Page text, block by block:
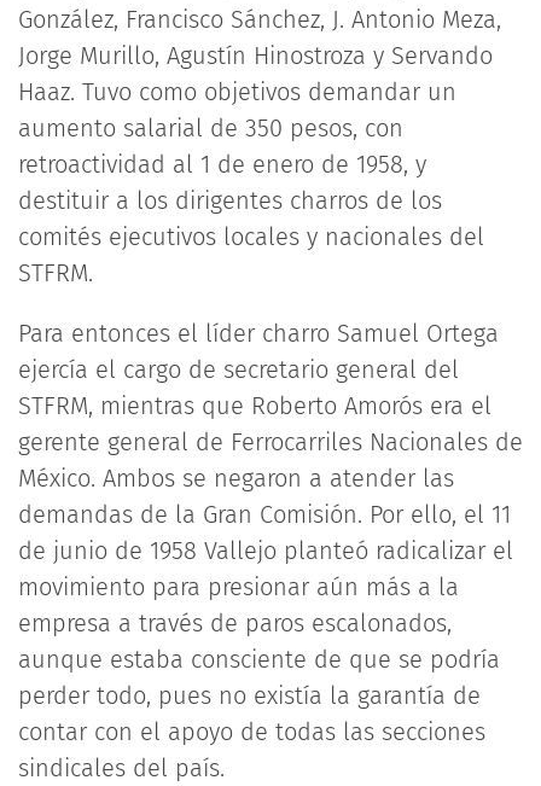
González, Francisco Sánchez, J. Antonio Meza,
Jorge Murillo, Agustín Hinostroza y Servando
Haaz. Tuvo como objetivos demandar un
aumento salarial de 350 pesos, con
retroactividad al 1 de enero de 1958, y
destituir a los dirigentes charros de los
comités ejecutivos locales y nacionales del
STFRM.
Para entonces el líder charro Samuel Ortega
ejercía el cargo de secretario general del
STFRM, mientras que Roberto Amorós era el
gerente general de Ferrocarriles Nacionales de
México. Ambos se negaron a atender las
demandas de la Gran Comisión. Por ello, el 11
de junio de 1958 Vallejo planteó radicalizar el
movimiento para presionar aún más a la
empresa a través de paros escalonados,
aunque estaba consciente de que se podría
perder todo, pues no existía la garantía de
contar con el apoyo de todas las secciones
sindicales del país.